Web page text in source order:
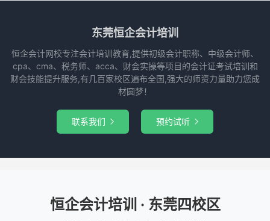
东莞恒企会计培训
恒企会计网校专注会计培训教育,提供初级会计职称、中级会计师、
cpa、cma、税务师、acca、财会实操等项目的会计证考试培训和
财会技能提升服务,有几百家校区遍布全国,强大的师资力量助力您成
材圆梦！
联系我们  预约试听 
恒企会计培训 · 东莞四校区